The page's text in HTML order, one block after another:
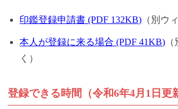
印鑑登録申請書 (PDF 132KB) （別ウ
本人が登録に来る場合 (PDF 41KB)
く）
登録できる時間（令和6年4月1日更